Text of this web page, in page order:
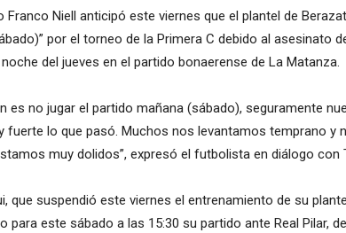
Franco Niell anticipó este viernes que el plantel de
por el torneo de la Primera C debido al asesinato
del jueves en el partido bonaerense de La Matanza.
es no jugar el partido mañana (sábado), seguramente
fuerte lo que pasó. Muchos nos levantamos temprano y
muy dolidos”, expresó el futbolista en diálogo con
que suspendió este viernes el entrenamiento de su
para este sábado a las 15:30 su partido ante Real Pilar,